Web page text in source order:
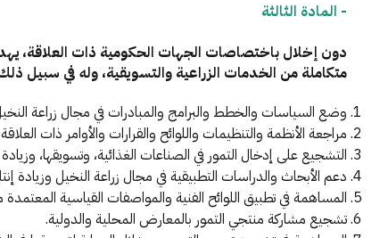
- المادة الثالثة
دون إخلال باختصاصات الجهات الحكومية ذات العلاقة،
متكاملة من الخدمات الزراعية والتسويقية، وله في سبيل
وضع السياسات والخطط والبرامج والمبادرات في مجال زراعة
مراجعة الأنظمة والتنظيمات واللوائح والقرارات والأوامر ذات
التشجيع على إدخال التمور في الصناعات الغذائية، وتسويقها،
دعم الأبحاث والدراسات التطبيقية في مجال زراعة النخيل وزيادة
المساهمة في تطبيق اللوائح الفنية والمواصفات القياسية المعتمدة
تشجيع مشاركة منتجي التمور بالمعارض المحلية والدولية.